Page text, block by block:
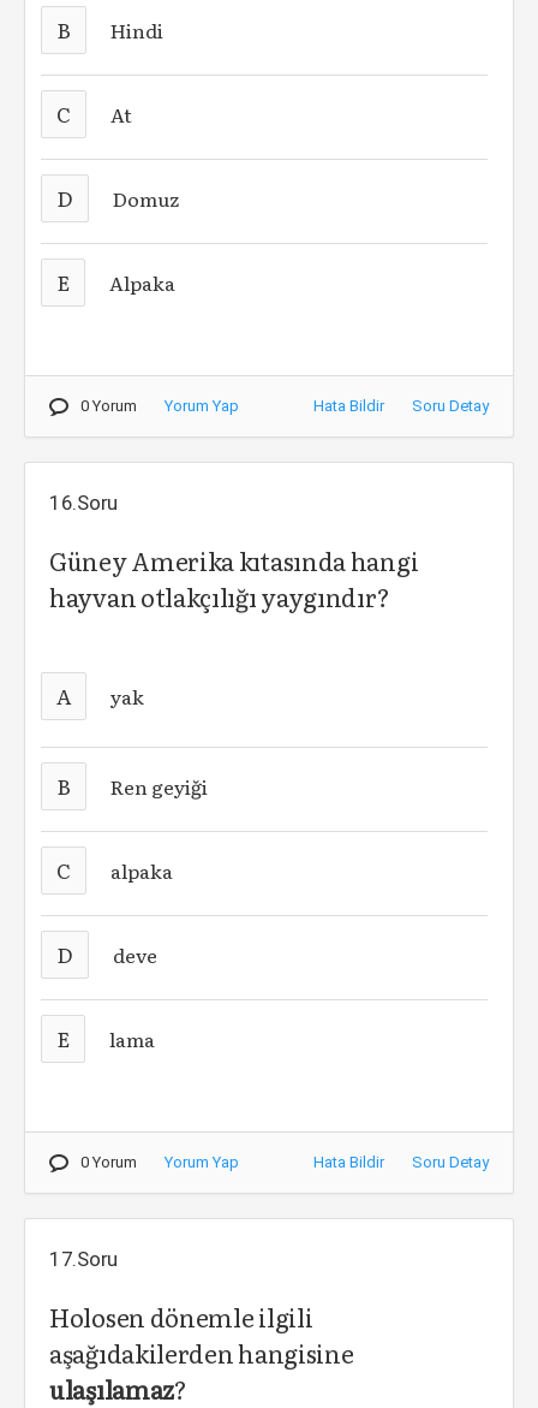
B Hindi
C At
D Domuz
E Alpaka
0 Yorum Yorum Yap Hata Bildir Soru Detay
16.Soru
Güney Amerika kıtasında hangi
hayvan otlakçılığı yaygındır?
A yak
B Ren geyiği
C alpaka
D deve
E lama
0 Yorum Yorum Yap Hata Bildir Soru Detay
17.Soru
Holosen dönemle ilgili
aşağıdakilerden hangisine
ulaşılamaz?